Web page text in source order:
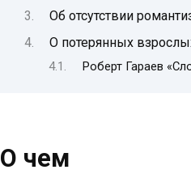
Об отсутствии
О потерянных
Роберт Гараев
О чем